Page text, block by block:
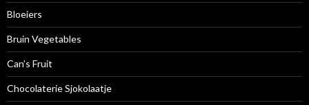
Bloeiers
Bruin Vegetables
Can’s Fruit
Chocolaterie Sjokolaatje